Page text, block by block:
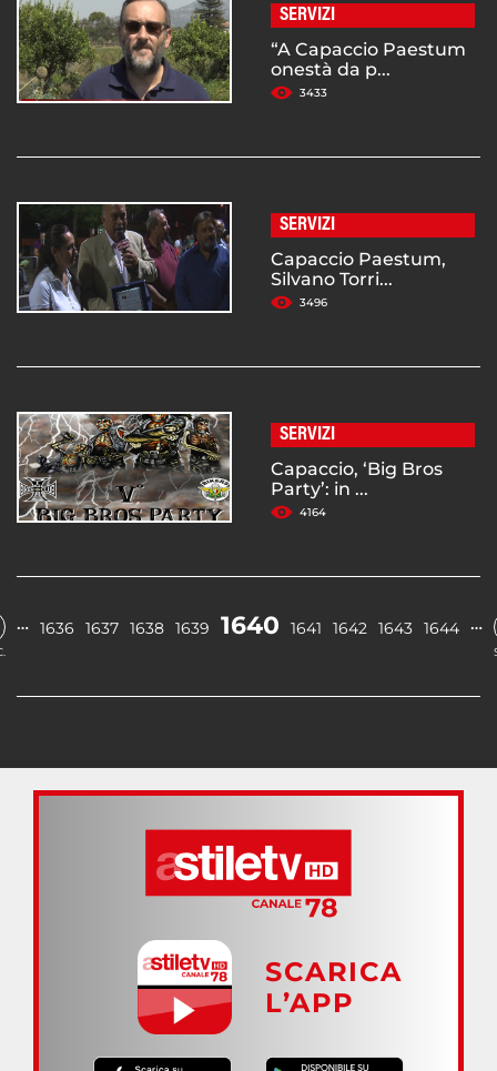
SERVIZI
“A Capaccio Paestum
onestà da p...
3433
SERVIZI
Capaccio Paestum,
Silvano Torri...
3496
SERVIZI
Capaccio, ‘Big Bros
Party’: in ...
4164
… 1636 1637 1638 1639 1640 1641 1642 1643 1644 …
SCARICA
L’APP